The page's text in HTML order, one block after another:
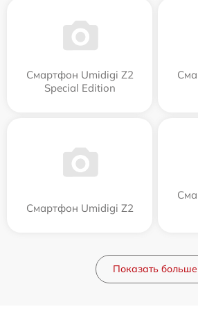
Смартфон Umidigi Z2
Special Edition
Смартфон Umidigi Z2
Показать больше